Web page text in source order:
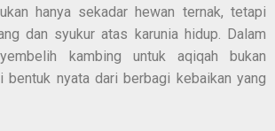
hanya sekadar hewan ternak, tetapi
dan syukur atas karunia hidup. Dalam
kambing untuk aqiqah bukan
bentuk nyata dari berbagi kebaikan yang